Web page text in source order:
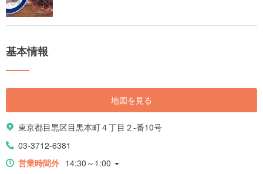
基本情報
地図を見る
東京都目黒区目黒本町４丁目２-番10号
03-3712-6381
営業時間外 14:30～1:00